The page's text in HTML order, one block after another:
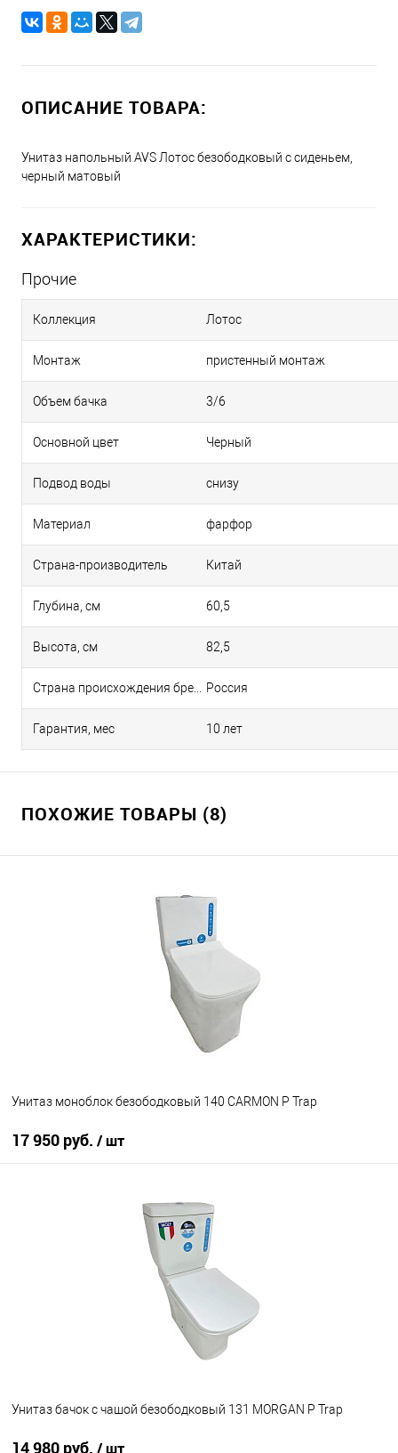
ОПИСАНИЕ ТОВАРА:
Унитаз напольный AVS Лотос безободковый с сиденьем,
черный матовый
ХАРАКТЕРИСТИКИ:
Прочие
Коллекция Лотос
Монтаж пристенный монтаж
Объем бачка 3/6
Основной цвет Черный
Подвод воды снизу
Материал фарфор
Страна-производитель Китай
Глубина, см 60,5
Высота, см 82,5
Россия
Гарантия, мес 10 лет
ПОХОЖИЕ ТОВАРЫ (8)
Унитаз моноблок безободковый 140 CARMON P Trap
17 950 руб. / шт
Унитаз бачок с чашой безободковый 131 MORGAN P Trap
14 980 руб. / шт